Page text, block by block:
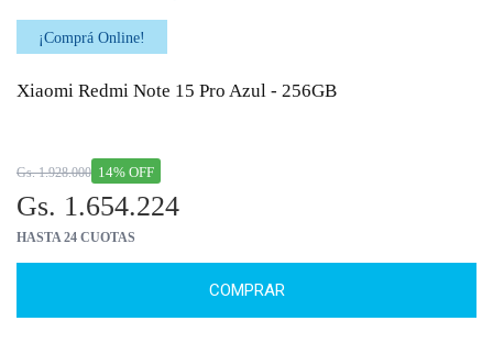
¡Comprá Online!
Xiaomi Redmi Note 15 Pro Azul - 256GB
14% OFF
Gs. 1.928.000
Gs. 1.654.224
HASTA 24 CUOTAS
COMPRAR